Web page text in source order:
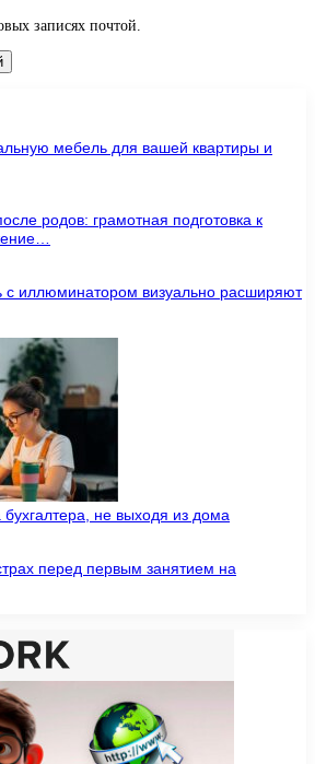
записях почтой.
мебель для вашей квартиры и
родов: грамотная подготовка к
с иллюминатором визуально расширяют
бухгалтера, не выходя из дома
перед первым занятием на